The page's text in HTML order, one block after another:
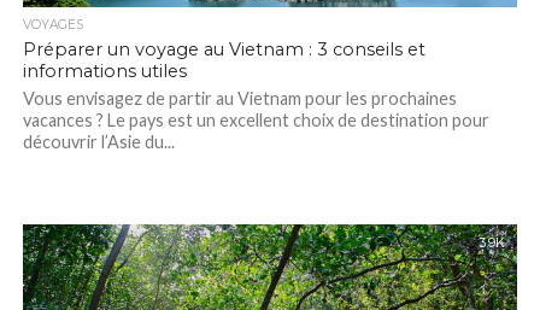
VOYAGES
Préparer un voyage au Vietnam : 3 conseils et
informations utiles
Vous envisagez de partir au Vietnam pour les prochaines
vacances ? Le pays est un excellent choix de destination pour
découvrir l’Asie du...
3.9K